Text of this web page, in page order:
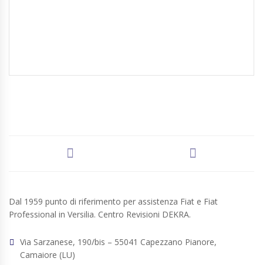
Dal 1959 punto di riferimento per assistenza Fiat e Fiat
Professional in Versilia. Centro Revisioni DEKRA.
Via Sarzanese, 190/bis – 55041 Capezzano Pianore,
Camaiore (LU)